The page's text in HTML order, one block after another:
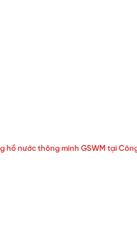
nước thông minh GSWM tại